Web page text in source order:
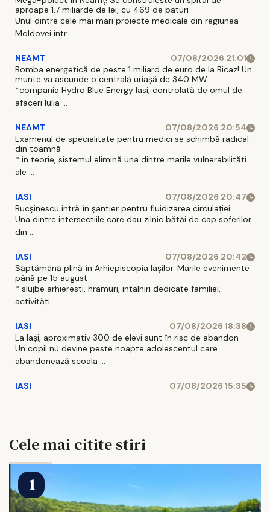
aproape 1,7 miliarde de lei, cu 469 de paturi
Unul dintre cele mai mari proiecte medicale din regiunea
Moldovei intr ...
NEAMT
07/08/2026 21:01
Bomba energetică de peste 1 miliard de euro de la Bicaz! Un
munte va ascunde o centrală uriașă de 340 MW
*compania Hydro Blue Energy Iasi, controlată de omul de
afaceri Iulia ...
NEAMT
07/08/2026 20:54
Examenul de specialitate pentru medici se schimbă radical
din toamnă
* in teorie, sistemul elimină una dintre marile vulnerabilităti
ale ...
IASI
07/08/2026 20:47
Bucșinescu intră în șantier pentru fluidizarea circulației
Una dintre intersectiile care dau zilnic bătăi de cap soferilor
din ...
IASI
07/08/2026 20:42
Săptămână plină în Arhiepiscopia Iașilor. Marile evenimente
până pe 15 august
* slujbe arhieresti, hramuri, intalniri dedicate familiei,
activităti ...
IASI
07/08/2026 18:38
La Iași, aproximativ 300 de elevi sunt în risc de abandon
Un copil nu devine peste noapte adolescentul care
abandonează scoala ...
IASI 07/08/2026 15:35
Cele mai citite stiri